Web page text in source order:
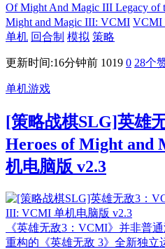
Of Might And Magic III Legacy of
Might and Magic III: VCMI VCMI
单机 回合制 模拟 策略
更新时间:16分钟前 1019 0 28个
单机游戏
[策略战棋SLG]英雄
Heroes of Might
机电脑版 v2.3
《英雄无敌3：VCMI》并非普
重构的《英雄无敌 3》全新独